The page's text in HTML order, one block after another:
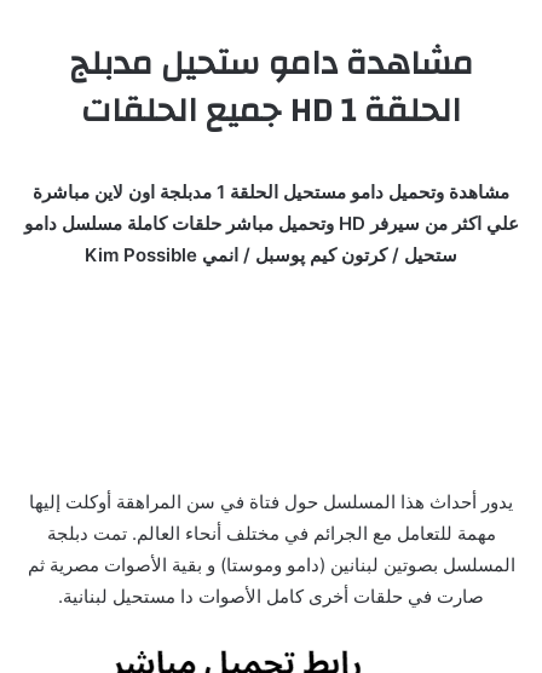
مشاهدة دامو ستحيل مدبلج
الحلقة 1 HD جميع الحلقات
مشاهدة وتحميل دامو مستحيل الحلقة 1 مدبلجة اون لاين مباشرة
علي اكثر من سيرفر HD وتحميل مباشر حلقات كاملة مسلسل دامو
ستحيل / كرتون كيم پوسبل / انمي Kim Possible
يدور أحداث هذا المسلسل حول فتاة في سن المراهقة أوكلت إليها
مهمة للتعامل مع الجرائم في مختلف أنحاء العالم. تمت دبلجة
المسلسل بصوتين لبنانين (دامو وموستا) و بقية الأصوات مصرية ثم
صارت في حلقات أخرى كامل الأصوات دا مستحيل لبنانية.